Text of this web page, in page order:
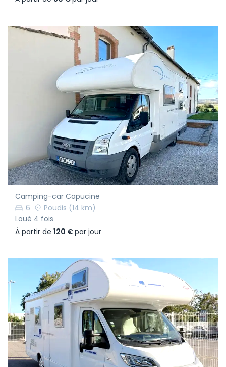
Camping-car Capucine
6
Poudis (14 km)
Loué 4 fois
À partir de 120 €par jour